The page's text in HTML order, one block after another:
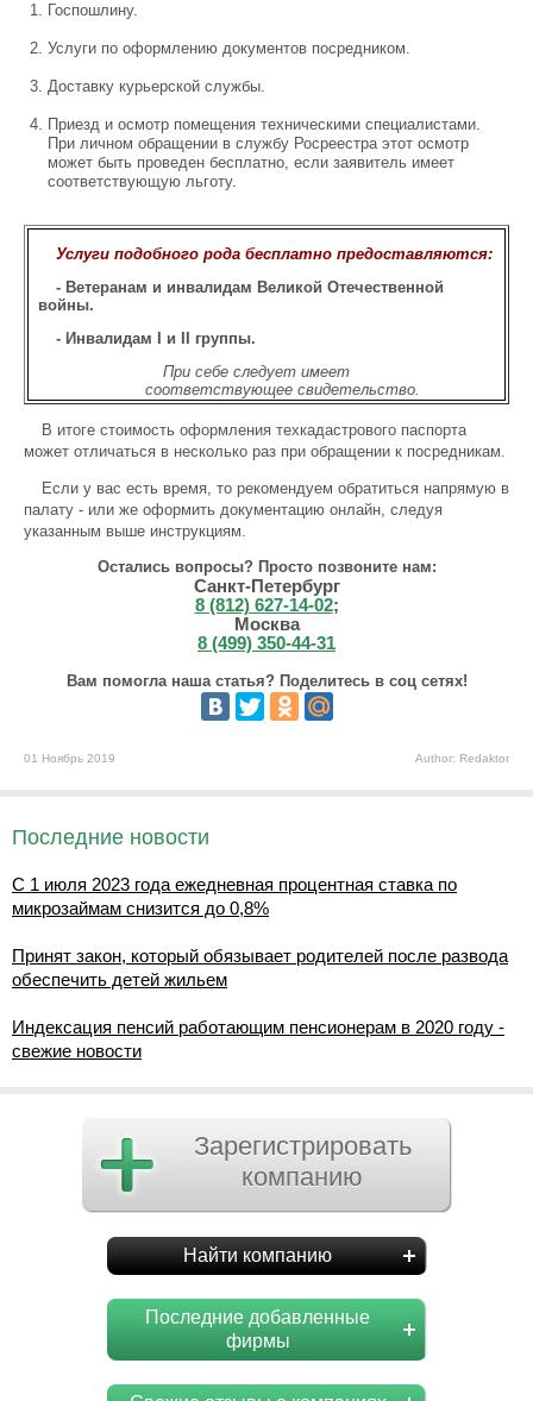
Госпошлину.
Услуги по оформлению документов посредником.
Доставку курьерской службы.
Приезд и осмотр помещения техническими специалистами.
При личном обращении в службу Росреестра этот осмотр
может быть проведен бесплатно, если заявитель имеет
соответствующую льготу.
Услуги подобного рода бесплатно предоставляются:
- Ветеранам и инвалидам Великой Отечественной
войны.
- Инвалидам I и II группы.
При себе следует имеет
соответствующее свидетельство.
В итоге стоимость оформления техкадастрового паспорта
может отличаться в несколько раз при обращении к посредникам.
Если у вас есть время, то рекомендуем обратиться напрямую в
палату - или же оформить документацию онлайн, следуя
указанным выше инструкциям.
Остались вопросы? Просто позвоните нам:
Санкт-Петербург
8 (812) 627-14-02;
Москва
8 (499) 350-44-31
Вам помогла наша статья? Поделитесь в соц сетях!
01 Ноябрь 2019 Author: Redaktor
Последние новости
С 1 июля 2023 года ежедневная процентная ставка по
микрозаймам снизится до 0,8%
Принят закон, который обязывает родителей после развода
обеспечить детей жильем
Индексация пенсий работающим пенсионерам в 2020 году -
свежие новости
Зарегистрировать
компанию
Найти компанию
Последние добавленные
фирмы